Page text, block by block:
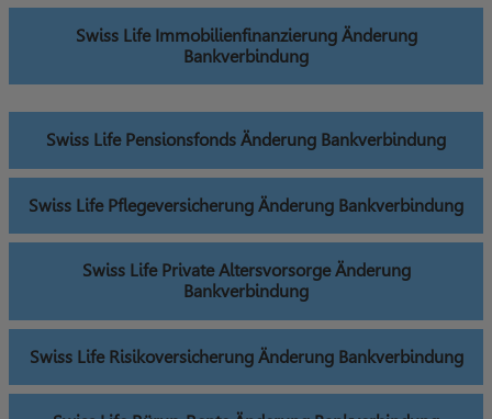
Swiss Life Immobilienfinanzierung Änderung
Bankverbindung
Swiss Life Pensionsfonds Änderung Bankverbindung
Swiss Life Pflegeversicherung Änderung Bankverbindung
Swiss Life Private Altersvorsorge Änderung
Bankverbindung
Swiss Life Risikoversicherung Änderung Bankverbindung